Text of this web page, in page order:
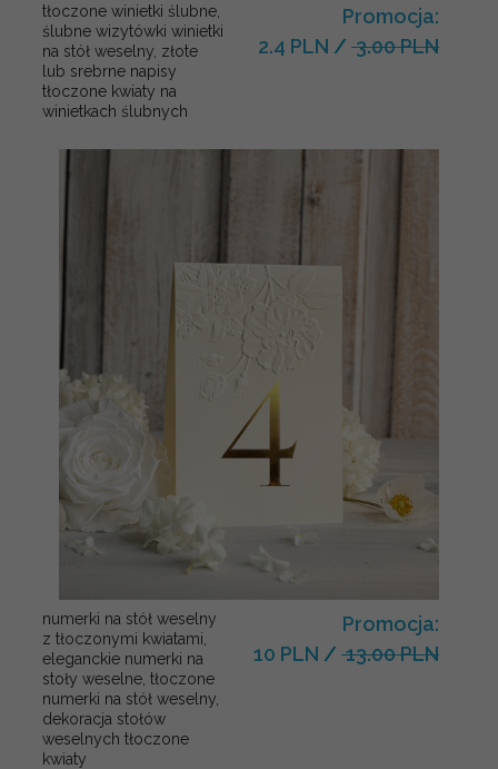
tłoczone winietki ślubne,
ślubne wizytówki winietki
na stół weselny, złote
lub srebrne napisy
tłoczone kwiaty na
winietkach ślubnych
Promocja:
2.4 PLN / 3.00 PLN
numerki na stół weselny
z tłoczonymi kwiatami,
eleganckie numerki na
stoły weselne, tłoczone
numerki na stół weselny,
dekoracja stołów
weselnych tłoczone
kwiaty
Promocja:
10 PLN / 13.00 PLN